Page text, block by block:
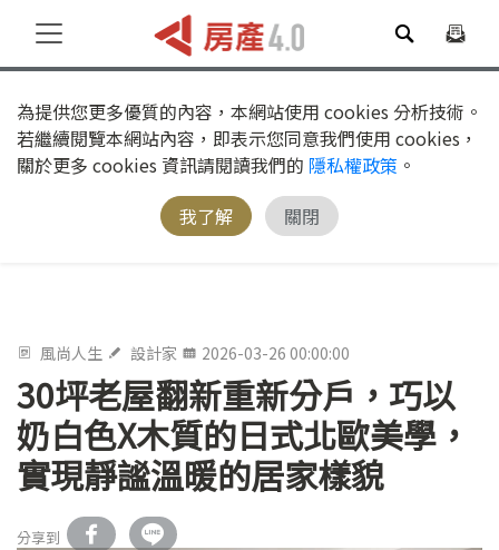
為提供您更多優質的內容，本網站使用 cookies 分析技術。
若繼續閱覽本網站內容，即表示您同意我們使用 cookies，
關於更多 cookies 資訊請閱讀我們的 隱私權政策 。
我了解
關閉
風尚人生 設計家 2026-03-26 00:00:00
30坪老屋翻新重新分戶，巧以
奶白色X木質的日式北歐美學，
實現靜謐溫暖的居家樣貌
分享到